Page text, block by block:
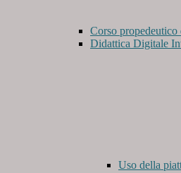
Corso
Didattica Digitale
Uso della